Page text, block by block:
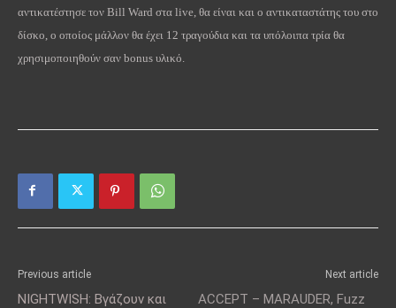
αντικατέστησε τον Bill Ward στα live, θα είναι και ο αντικαταστάτης του στο
δίσκο, ο οποίος μάλλον θα έχει 12 τραγούδια και τα υπόλοιπα τρία θα
χρησιμοποιηθούν σαν bonus υλικό.
Previous article
NIGHTWISH: Βγάζουν και
Next article
ACCEPT – MARAUDER, Fuzz